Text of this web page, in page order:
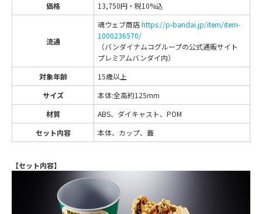
価格
13,750円・税10%込
流通
魂ウェブ商店https://p-bandai.jp/item/item-
1000236570/
（バンダイナムコグループの公式通販サイト
プレミアムバンダイ内）
対象年齢
15歳以上
サイズ
本体:全高約125mm
材質
ABS、ダイキャスト、POM
セット内容
本体、カップ、蓋
【セット内容】